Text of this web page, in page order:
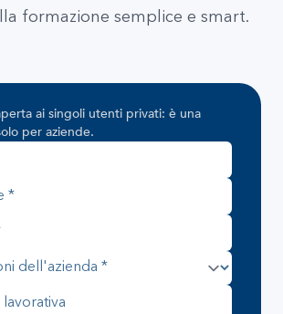
formazione semplice e smart.
ai singoli utenti privati: è una
per aziende.
Gility?